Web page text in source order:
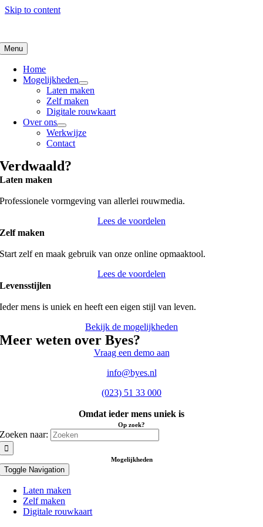
Skip to content
Menu
Home
Mogelijkheden
Laten maken
Zelf maken
Digitale rouwkaart
Over ons
Werkwijze
Contact
Verdwaald?
Laten maken
Professionele vormgeving van allerlei rouwmedia.
Lees de voordelen
Zelf maken
Start zelf en maak gebruik van onze online opmaaktool.
Lees de voordelen
Levensstijlen
Ieder mens is uniek en heeft een eigen stijl van leven.
Bekijk de mogelijkheden
Meer weten over Byes?
Vraag een demo aan
info@byes.nl
(023) 51 33 000
Omdat ieder mens uniek is
Op zoek?
Zoeken naar:
Mogelijkheden
Toggle Navigation
Laten maken
Zelf maken
Digitale rouwkaart